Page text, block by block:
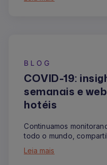
BLOG
COVID-19:
semanais e
hotéis
Continuamos
todo o mundo,
Leia mais